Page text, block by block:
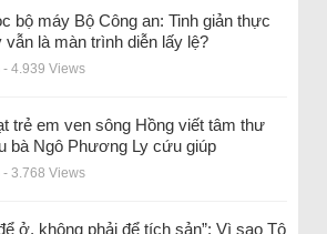
bộ máy Bộ Công an: Tinh giản thực
vẫn là màn trình diễn lấy lệ?
- 4.939 Views
trẻ em ven sông Hồng viết tâm thư
bà Ngô Phương Ly cứu giúp
- 3.768 Views
ở, không phải để tích sản”: Vì sao Tô